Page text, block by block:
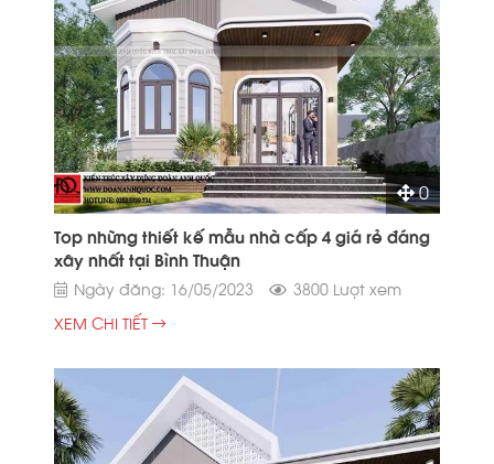
0
Top những thiết kế mẫu nhà cấp 4 giá rẻ đáng
xây nhất tại Bình Thuận
Ngày đăng: 16/05/2023
3800 Lượt xem
XEM CHI TIẾT